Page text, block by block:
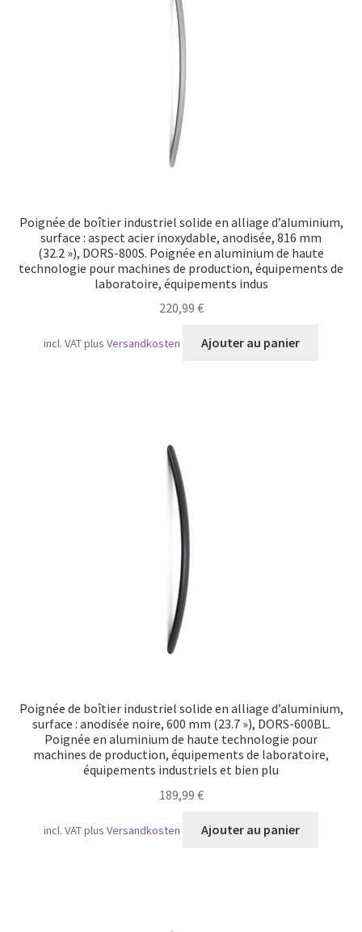
Poignée de boîtier industriel solide en alliage d’aluminium,
surface : aspect acier inoxydable, anodisée, 816 mm
(32.2 »), DORS-800S. Poignée en aluminium de haute
technologie pour machines de production, équipements de
laboratoire, équipements indus
220,99 €
incl. VATplusVersandkosten Ajouter au panier
Poignée de boîtier industriel solide en alliage d’aluminium,
surface : anodisée noire, 600 mm (23.7 »), DORS-600BL.
Poignée en aluminium de haute technologie pour
machines de production, équipements de laboratoire,
équipements industriels et bien plu
189,99 €
incl. VATplusVersandkosten Ajouter au panier